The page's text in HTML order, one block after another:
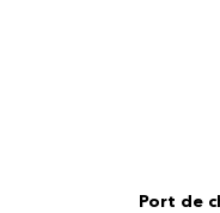
Port de